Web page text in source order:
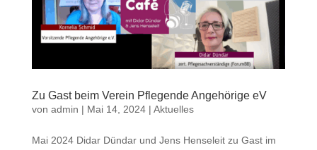
Zu Gast beim Verein Pflegende Angehörige eV
von admin | Mai 14, 2024| Aktuelles
Mai 2024 Didar Dündar und Jens Henseleit zu Gast im